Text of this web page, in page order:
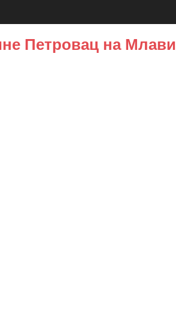
Петровац на Млави